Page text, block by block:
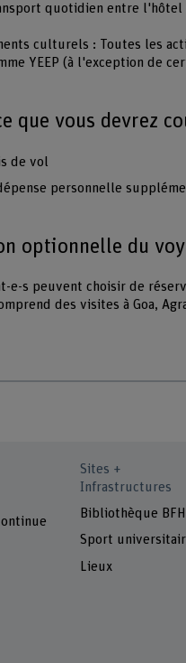
quotidien entre
culturels : Toutes les
YEEP (à l'exception de
que vous devrez
de vol
personnelle
optionnelle du
e-s peuvent choisir de
des visites à Goa,
Sites +
Infrastructures
Bibliothèque BFH
Sport
Lieux